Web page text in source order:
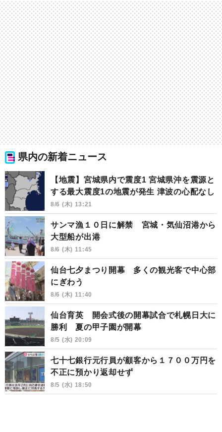
県内の新着ニュース
【地震】宮城県内で震度1 宮城県沖を震源と
する最大震度1の地震が発生 津波の心配なし
8/6 (木) 13:21
サンマ漁１０日に解禁 宮城・気仙沼港から
大型船が出港
8/6 (木) 11:45
仙台七夕まつり開幕 多くの観光客で中心部
にぎわう
8/6 (木) 11:40
仙台育英 開会式後の開幕試合で札幌日大に
勝利 夏の甲子園が開幕
8/5 (水) 20:09
七十七銀行元行員が顧客から１７００万円を
不正に預かり返却せず
8/5 (水) 18:50